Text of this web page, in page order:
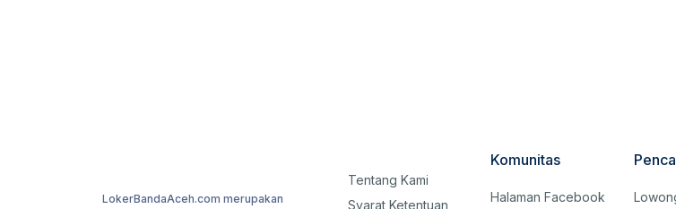
LokerBandaAceh.com merupakan
Tentang Kami
Syarat Ketentuan
Komunitas
Halaman Facebook